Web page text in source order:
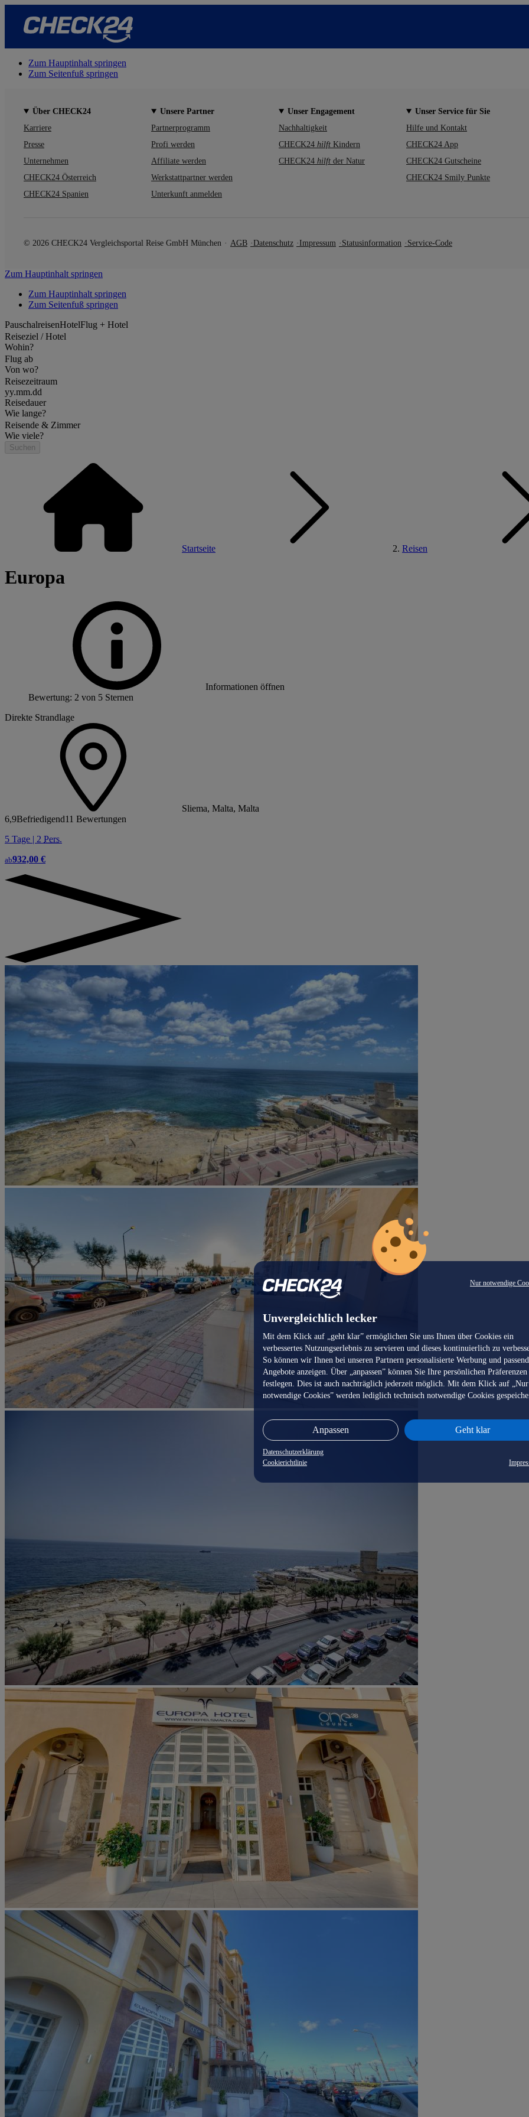
Nur notwendige
Unvergleichlich lecker
Mit dem Klick auf „geht klar” ermöglichen Sie uns Ihnen über Cookies ein
verbessertes Nutzungserlebnis zu servieren und dieses kontinuierlich zu
So können wir Ihnen bei unseren Partnern personalisierte Werbung und
Angebote anzeigen. Über „anpassen” können Sie Ihre persönlichen Präferenzen
festlegen. Dies ist auch nachträglich jederzeit möglich. Mit dem Klick auf „Nur
notwendige Cookies” werden lediglich technisch notwendige Cookies
Anpassen Geht klar
Datenschutzerklärung
Cookierichtlinie
Zum Hauptinhalt springen
Zum Seitenfuß springen
Über CHECK24
Karriere
Presse
Unternehmen
CHECK24 Österreich
CHECK24 Spanien
Unsere Partner
Partnerprogramm
Profi werden
Affiliate werden
Werkstattpartner werden
Unterkunft anmelden
Unser Engagement
Nachhaltigkeit
CHECK24 hilft Kindern
CHECK24 hilft der Natur
Unser Service für Sie
Hilfe und Kontakt
CHECK24 App
CHECK24 Gutscheine
CHECK24 Smily Punkte
© 2026 CHECK24 Vergleichsportal Reise GmbH München AGB Datenschutz Impressum Statusinformation Service-Code
Zum Hauptinhalt springen
Zum Hauptinhalt springen
Zum Seitenfuß springen
PauschalreisenHotelFlug + Hotel
Reiseziel / Hotel
Wohin?
Flug ab
Von wo?
Reisezeitraum
yy.mm.dd
Reisedauer
Wie lange?
Reisende & Zimmer
Wie viele?
Suchen
Startseite Reisen
Europa
Informationen öffnen
Bewertung: 2 von 5 Sternen
Direkte Strandlage
Sliema, Malta, Malta
6,9Befriedigend11 Bewertungen
5 Tage | 2 Pers.
ab932,00 €